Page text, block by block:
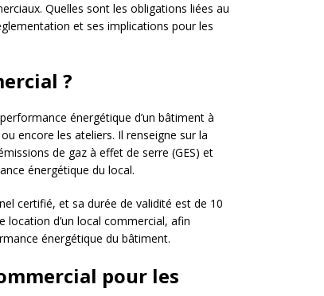
Quelles sont les obligations liées au
et ses implications pour les
?
énergétique d’un bâtiment à
encore les ateliers. Il renseigne sur la
de gaz à effet de serre (GES) et
énergétique du local.
certifié, et sa durée de validité est de 10
d’un local commercial, afin
énergétique du bâtiment.
pour les